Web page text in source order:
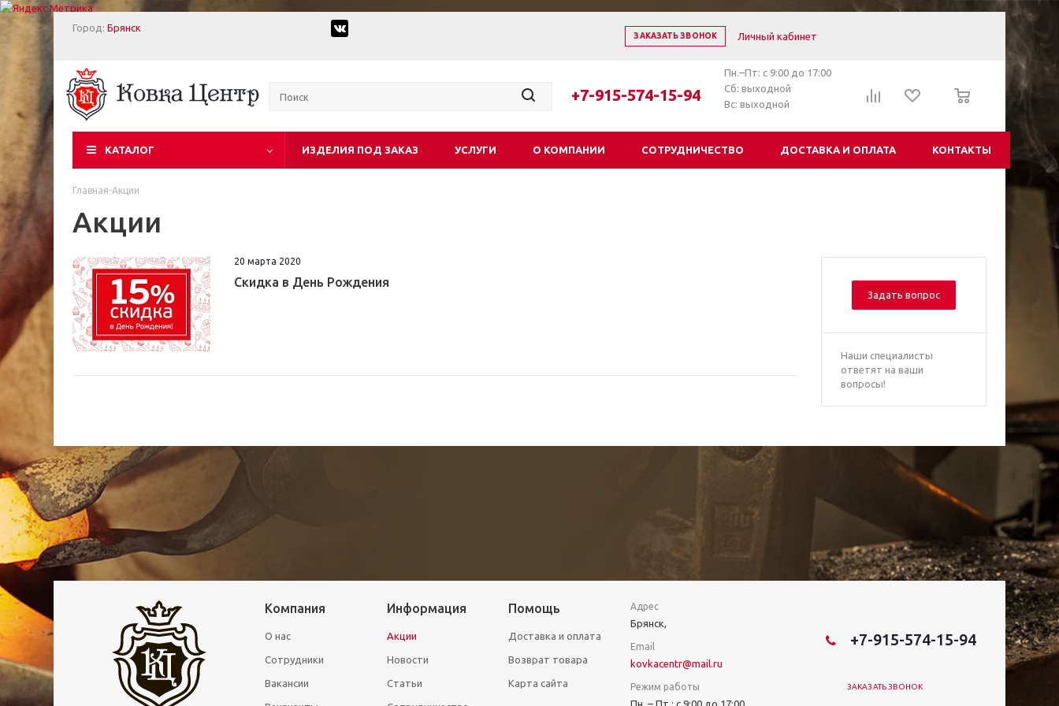
Город: Брянск
ЗАКАЗАТЬ ЗВОНОК Личный кабинет
+7-915-574-15-94
Пн.–Пт: с 9:00 до 17:00
Сб: выходной
Вс: выходной
КАТАЛОГ ИЗДЕЛИЯ ПОД ЗАКАЗ УСЛУГИ О КОМПАНИИ СОТРУДНИЧЕСТВО ДОСТАВКА И ОПЛАТА КОНТАКТЫ
Главная-Акции
Акции
Задать вопрос
Наши специалисты
ответят на ваши
вопросы!
20 марта 2020
Скидка в День Рождения
Компания
О нас
Сотрудники
Вакансии
Информация
Акции
Новости
Статьи
Помощь
Доставка и оплата
Возврат товара
Карта сайта
Адрес
Брянск,
Email
kovkacentr@mail.ru
Режим работы
+7-915-574-15-94
ЗАКАЗАТЬ ЗВОНОК